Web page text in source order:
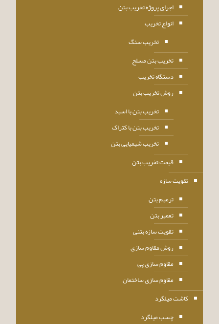
اجرای پروژه تخریب بتن
انواع تخریب
تخریب سنگ
تخریب بتن مسلح
دستگاه تخریب
روش تخریب بتن
تخریب بتن با اسید
تخریب بتن با کتراک
تخریب شیمیایی بتن
قیمت تخریب بتن
تقویت سازه
ترمیم بتن
تعمیر بتن
تقویت سازه بتنی
روش مقاوم سازی
مقاوم سازی پی
مقاوم سازی ساختمان
کاشت میلگرد
چسب میلگرد